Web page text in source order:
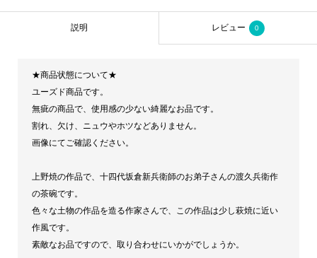
久
(久
兵
野
焼
説明 レビュー 0
★商品状態について★
ユーズド商品です。
無疵の商品で、使用感の少ない綺麗なお品です。
割れ、欠け、ニュウやホツなどありません。
画像にてご確認ください。
上野焼の作品で、十四代坂倉新兵衛師のお弟子さんの渡久兵衛作
の茶碗です。
色々な土物の作品を造る作家さんで、この作品は少し萩焼に近い
作風です。
素敵なお品ですので、取り合わせにいかがでしょうか。